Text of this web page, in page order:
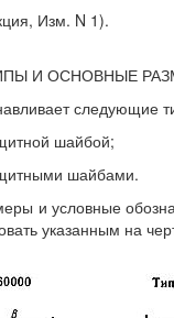
Изм. N 1).
И ОСНОВНЫЕ
следующие
шайбой;
шайбами.
и условные
указанным на